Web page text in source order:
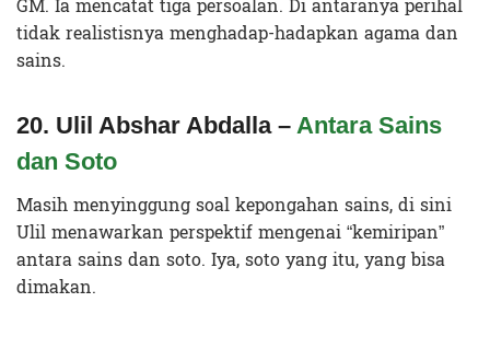
GM. Ia mencatat tiga persoalan. Di antaranya perihal
tidak realistisnya menghadap-hadapkan agama dan
sains.
20. Ulil Abshar Abdalla – Antara Sains
dan Soto
Masih menyinggung soal kepongahan sains, di sini
Ulil menawarkan perspektif mengenai “kemiripan”
antara sains dan soto. Iya, soto yang itu, yang bisa
dimakan.